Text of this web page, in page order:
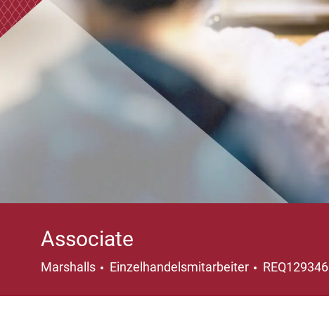
Associate
Marshalls Kategorie
Einzelhandelsmitarbeiter REQ129346